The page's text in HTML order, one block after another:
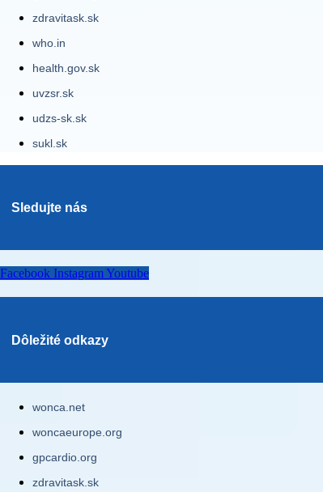
zdravitask.sk
who.in
health.gov.sk
uvzsr.sk
udzs-sk.sk
sukl.sk
Sledujte nás
Facebook Instagram Youtube
Dôležité odkazy
wonca.net
woncaeurope.org
gpcardio.org
zdravitask.sk